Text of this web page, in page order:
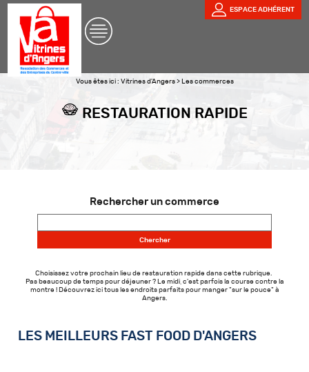
ESPACE ADHÉRENT
Vous êtes ici : Vitrines d'Angers > Les commerces
RESTAURATION RAPIDE
Rechercher un commerce
Choisissez votre prochain lieu de restauration rapide dans cette rubrique.
Pas beaucoup de temps pour déjeuner ? Le midi, c'est parfois la course contre la
montre ! Découvrez ici tous les endroits parfaits pour manger "sur le pouce" à
Angers.
LES MEILLEURS FAST FOOD D'ANGERS